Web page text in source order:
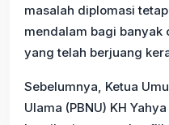
masalah diplomasi
mendalam bagi banyak
yang telah berjuang
Sebelumnya, Ketua
Ulama (PBNU) KH